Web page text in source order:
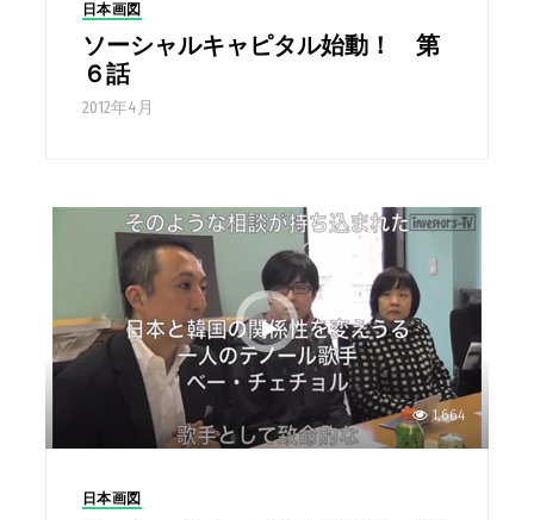
日本画図
ソーシャルキャピタル始動！ 第
６話
2012年4月
1,664
日本画図